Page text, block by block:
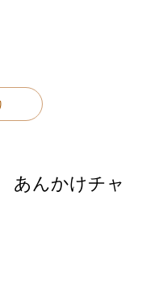
あんかけチャ